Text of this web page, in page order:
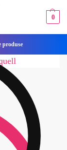
0
produse